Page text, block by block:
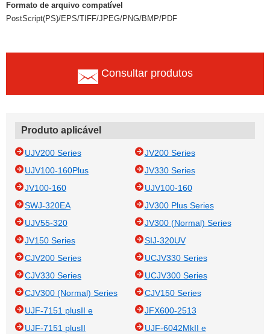
Formato de arquivo compatível
PostScript(PS)/EPS/TIFF/JPEG/PNG/BMP/PDF
Consultar produtos
Produto aplicável
UJV200 Series
JV200 Series
UJV100-160Plus
JV330 Series
JV100-160
UJV100-160
SWJ-320EA
JV300 Plus Series
UJV55-320
JV300 (Normal) Series
JV150 Series
SIJ-320UV
CJV200 Series
UCJV330 Series
CJV330 Series
UCJV300 Series
CJV300 (Normal) Series
CJV150 Series
UJF-7151 plusII e
JFX600-2513
UJF-7151 plusII
UJF-6042MkII e